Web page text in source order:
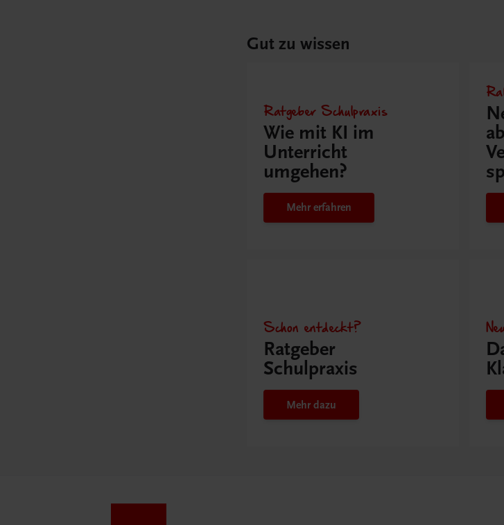
Gut zu wissen
Ratgeber Schulpraxis
Wie mit KI im
Unterricht
umgehen?
Mehr erfahren
Schon entdeckt?
Ratgeber
Schulpraxis
Mehr dazu